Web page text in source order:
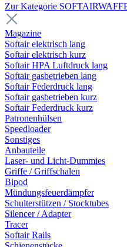
Zur Kategorie
Magazine
Softair elektrisch lang
Softair elektrisch kurz
Softair HPA Luftdruck lang
Softair gasbetrieben lang
Softair Federdruck lang
Softair gasbetrieben kurz
Softair Federdruck kurz
Patronenhülsen
Speedloader
Sonstiges
Anbauteile
Laser- und Licht-Dummies
Griffe / Griffschalen
Bipod
Mündungsfeuerdämpfer
Schulterstützen / Stocktubes
Silencer / Adapter
Tracer
Softair Rails